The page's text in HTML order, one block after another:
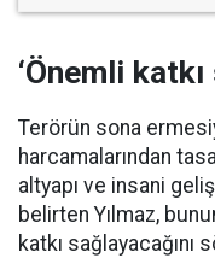
‘Önemli katkı
Terörün sona
harcamalarından
altyapı ve insani
belirten Yılmaz,
katkı sağlayacağını